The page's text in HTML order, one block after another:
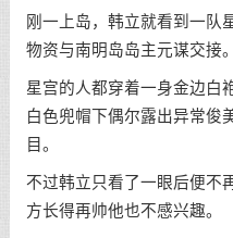
刚一上岛，韩立就看到一队
物资与南明岛岛主元谋交接。
星宫的人都穿着一身金边白
白色兜帽下偶尔露出异常俊
目。
不过韩立只看了一眼后便不
方长得再帅他也不感兴趣。